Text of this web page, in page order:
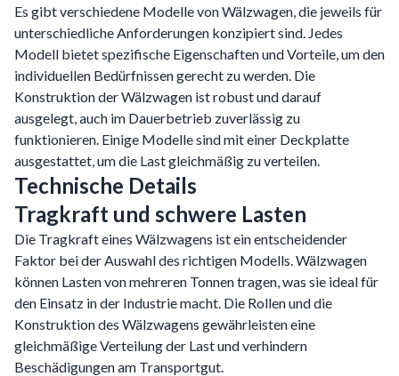
Es gibt verschiedene Modelle von Wälzwagen, die jeweils für
unterschiedliche Anforderungen konzipiert sind. Jedes
Modell bietet spezifische Eigenschaften und Vorteile, um den
individuellen Bedürfnissen gerecht zu werden. Die
Konstruktion der Wälzwagen ist robust und darauf
ausgelegt, auch im Dauerbetrieb zuverlässig zu
funktionieren. Einige Modelle sind mit einer Deckplatte
ausgestattet, um die Last gleichmäßig zu verteilen.
Technische Details
Tragkraft und schwere Lasten
Die Tragkraft eines Wälzwagens ist ein entscheidender
Faktor bei der Auswahl des richtigen Modells. Wälzwagen
können Lasten von mehreren Tonnen tragen, was sie ideal für
den Einsatz in der Industrie macht. Die Rollen und die
Konstruktion des Wälzwagens gewährleisten eine
gleichmäßige Verteilung der Last und verhindern
Beschädigungen am Transportgut.